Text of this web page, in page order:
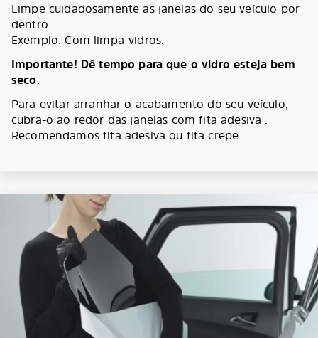
Limpe cuidadosamente as janelas do seu veículo por
dentro.
Exemplo: Com limpa-vidros.
Importante! Dê tempo para que o vidro esteja bem
seco.
Para evitar arranhar o acabamento do seu veículo,
cubra-o ao redor das janelas com fita adesiva .
Recomendamos fita adesiva ou fita crepe.